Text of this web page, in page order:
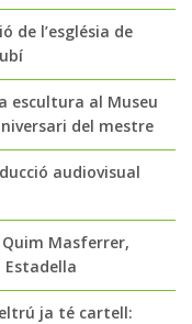
de l’església de
escultura al Museu
del mestre
audiovisual
Masferrer,
Estadella
ja té cartell: